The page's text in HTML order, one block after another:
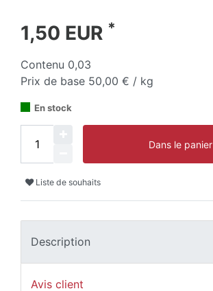
1,50 EUR *
Contenu 0,03
Prix de base 50,00 € / kg
En stock
Dans le panier
Liste de souhaits
Description
Avis client